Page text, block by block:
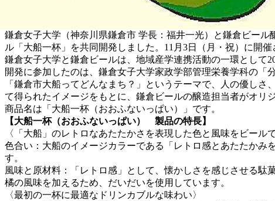
鎌倉女子大学（神奈川県鎌倉市 学長：福井一光）と鎌倉ビー
ル「大船一杯」を共同開発しました。11月3日（月・祝）に開
鎌倉女子大学と鎌倉ビールは、地域産学連携活動の一環として
開発に参加したのは、鎌倉女子大学家政学部管理栄養学科の
「鎌倉市大船ってどんなまち？」というテーマで、人の優し
て得られたイメージをもとに、鎌倉ビールの醸造担当者がオリ
商品名は「大船一杯（おおふないっぱい）」です。
【大船一杯（おおふないっぱい） 製品の特長】
〈「大船」のレトロなあたたかさを表現した色と風味をビールで
色合い：大船のイメージカラーである「レトロ感とあたたかみ
す。
風味と原材料：「レトロ感」として、懐かしさを感じさせる
橘の風味を加えるため、だいだいを使用しています。
〈最初の一杯に最適なドリンカブルな味わい〉